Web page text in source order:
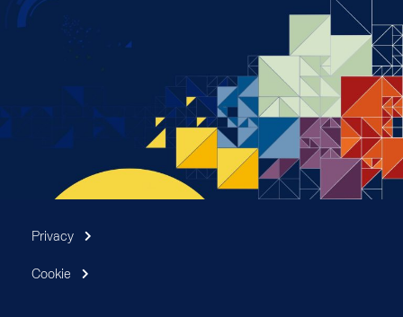
Privacy
Cookie